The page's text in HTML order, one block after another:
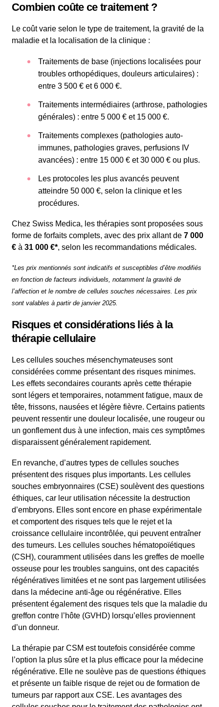
Combien coûte ce traitement ?
Le coût varie selon le type de traitement, la gravité de la
maladie et la localisation de la clinique :
Traitements de base (injections localisées pour
troubles orthopédiques, douleurs articulaires) :
entre 3 500 € et 6 000 €.
Traitements intermédiaires (arthrose, pathologies
générales) : entre 5 000 € et 15 000 €.
Traitements complexes (pathologies auto-
immunes, pathologies graves, perfusions IV
avancées) : entre 15 000 € et 30 000 € ou plus.
Les protocoles les plus avancés peuvent
atteindre 50 000 €, selon la clinique et les
procédures.
Chez Swiss Medica, les thérapies sont proposées sous
forme de forfaits complets, avec des prix allant de 7 000
€ à 31 000 €*, selon les recommandations médicales.
*Les prix mentionnés sont indicatifs et susceptibles d’être modifiés
en fonction de facteurs individuels, notamment la gravité de
l’affection et le nombre de cellules souches nécessaires. Les prix
sont valables à partir de janvier 2025.
Risques et considérations liés à la
thérapie cellulaire
Les cellules souches mésenchymateuses sont
considérées comme présentant des risques minimes.
Les effets secondaires courants après cette thérapie
sont légers et temporaires, notamment fatigue, maux de
tête, frissons, nausées et légère fièvre. Certains patients
peuvent ressentir une douleur localisée, une rougeur ou
un gonflement dus à une infection, mais ces symptômes
disparaissent généralement rapidement.
En revanche, d’autres types de cellules souches
présentent des risques plus importants. Les cellules
souches embryonnaires (CSE) soulèvent des questions
éthiques, car leur utilisation nécessite la destruction
d’embryons. Elles sont encore en phase expérimentale
et comportent des risques tels que le rejet et la
croissance cellulaire incontrôlée, qui peuvent entraîner
des tumeurs. Les cellules souches hématopoïétiques
(CSH), couramment utilisées dans les greffes de moelle
osseuse pour les troubles sanguins, ont des capacités
régénératives limitées et ne sont pas largement utilisées
dans la médecine anti-âge ou régénérative. Elles
présentent également des risques tels que la maladie du
greffon contre l’hôte (GVHD) lorsqu’elles proviennent
d’un donneur.
La thérapie par CSM est toutefois considérée comme
l’option la plus sûre et la plus efficace pour la médecine
régénérative. Elle ne soulève pas de questions éthiques
et présente un faible risque de rejet ou de formation de
tumeurs par rapport aux CSE. Les avantages des